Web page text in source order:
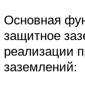
Основная
защитное
реализации
заземлений: